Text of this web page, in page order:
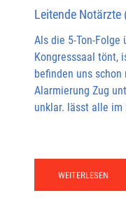
Leitende Notärzte
Als die 5-Ton-Folge
Kongresssaal tönt,
befinden uns
Alarmierung Zug
unklar. lässt alle im
WEITERLESEN